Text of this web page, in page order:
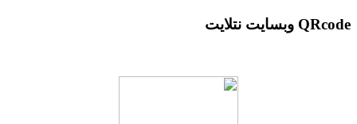
QRcode وبسایت نتلایت